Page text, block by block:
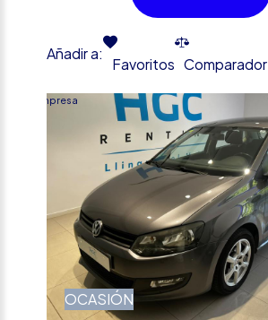
Añadir a:
Favoritos Comparador
OCASIÓN
Empresa